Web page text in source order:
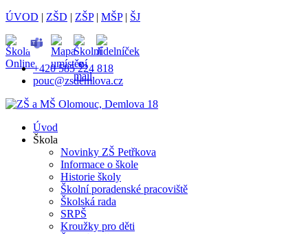
ÚVOD | ZŠD | ZŠP| MŠP| ŠJ
+420 585 224 818
pouc@zsdemlova.cz
Úvod
Škola
Novinky ZŠ Petřkova
Informace o škole
Historie školy
Školní poradenské pracoviště
Školská rada
SRPŠ
Kroužky pro děti